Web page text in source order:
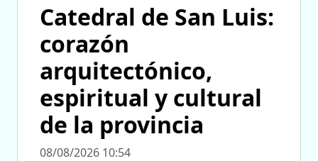
Catedral de San Luis:
corazón
arquitectónico,
espiritual y cultural
de la provincia
08/08/2026 10:54